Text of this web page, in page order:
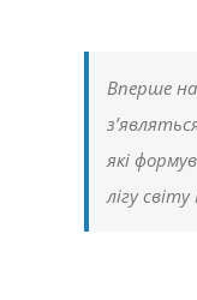
Вперше
які
лігу світу